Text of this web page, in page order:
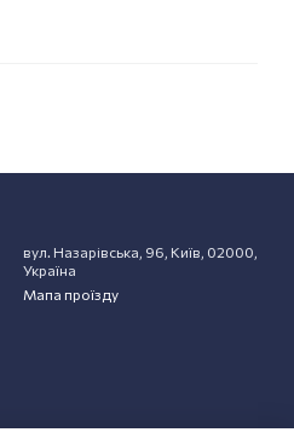
вул. Назарівська, 96, Київ, 02000,
Україна
Мапа проїзду